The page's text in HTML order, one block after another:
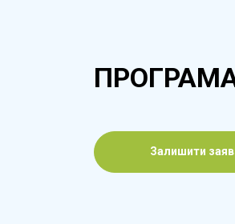
Залишити